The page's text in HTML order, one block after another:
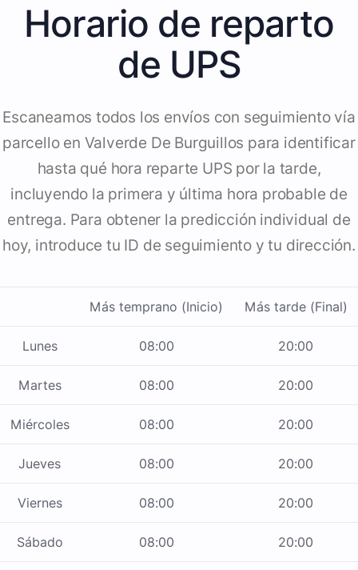
Horario de reparto
de UPS
Escaneamos todos los envíos con seguimiento vía
parcello en Valverde De Burguillos para identificar
hasta qué hora reparte UPS por la tarde,
incluyendo la primera y última hora probable de
entrega. Para obtener la predicción individual de
hoy, introduce tu ID de seguimiento y tu dirección.
Más temprano (Inicio) Más tarde (Final)
Lunes 08:00 20:00
Martes 08:00 20:00
Miércoles 08:00 20:00
Jueves 08:00 20:00
Viernes 08:00 20:00
Sábado 08:00 20:00